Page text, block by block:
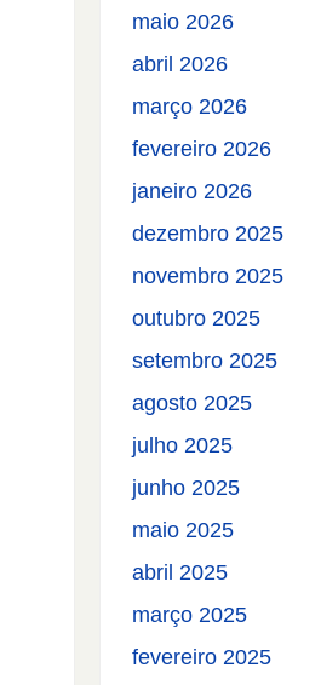
maio 2026
abril 2026
março 2026
fevereiro 2026
janeiro 2026
dezembro 2025
novembro 2025
outubro 2025
setembro 2025
agosto 2025
julho 2025
junho 2025
maio 2025
abril 2025
março 2025
fevereiro 2025